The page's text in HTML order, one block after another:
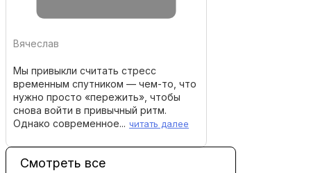
Смотреть все
Вячеслав
Мы привыкли считать стресс
временным спутником — чем-то, что
нужно просто «пережить», чтобы
снова войти в привычный ритм.
Однако современное... читать далее